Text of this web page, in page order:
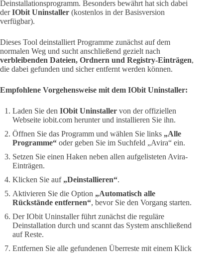
Deinstallationsprogramm. Besonders bewährt hat sich dabei
derIObit Uninstaller (kostenlos in der Basisversion
verfügbar).
Dieses Tool deinstalliert Programme zunächst auf dem
normalen Weg und sucht anschließend gezielt nach
verbleibenden Dateien, Ordnern und Registry-Einträgen,
die dabei gefunden und sicher entfernt werden können.
Empfohlene Vorgehensweise mit dem IObit Uninstaller:
Laden Sie den IObit Uninstaller von der offiziellen
Webseite iobit.com herunter und installieren Sie ihn.
Öffnen Sie das Programm und wählen Sie links „Alle
Programme“ oder geben Sie im Suchfeld „Avira“ ein.
Setzen Sie einen Haken neben allen aufgelisteten Avira-
Einträgen.
Klicken Sie auf „Deinstallieren“.
Aktivieren Sie die Option „Automatisch alle
Rückstände entfernen“, bevor Sie den Vorgang starten.
Der IObit Uninstaller führt zunächst die reguläre
Deinstallation durch und scannt das System anschließend
auf Reste.
Entfernen Sie alle gefundenen Überreste mit einem Klick